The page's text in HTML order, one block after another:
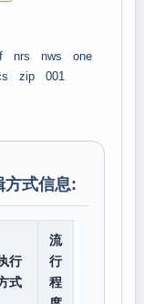
nrs nws
one
zip 001
方式信息:
行
式
流
行
程